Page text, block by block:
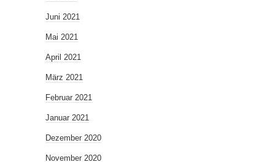
Juni 2021
Mai 2021
April 2021
März 2021
Februar 2021
Januar 2021
Dezember 2020
November 2020